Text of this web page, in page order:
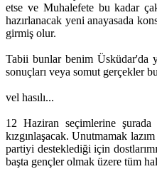
etse ve Muhalefete bu kadar
hazırlanacak yeni anayasada
girmiş olur.
Tabii bunlar benim Üsküdar'da
sonuçları veya somut gerçekler
vel hasılı...
12 Haziran seçimlerine
kızgınlaşacak. Unutmamak
partiyi desteklediği için
başta gençler olmak üzere tüm